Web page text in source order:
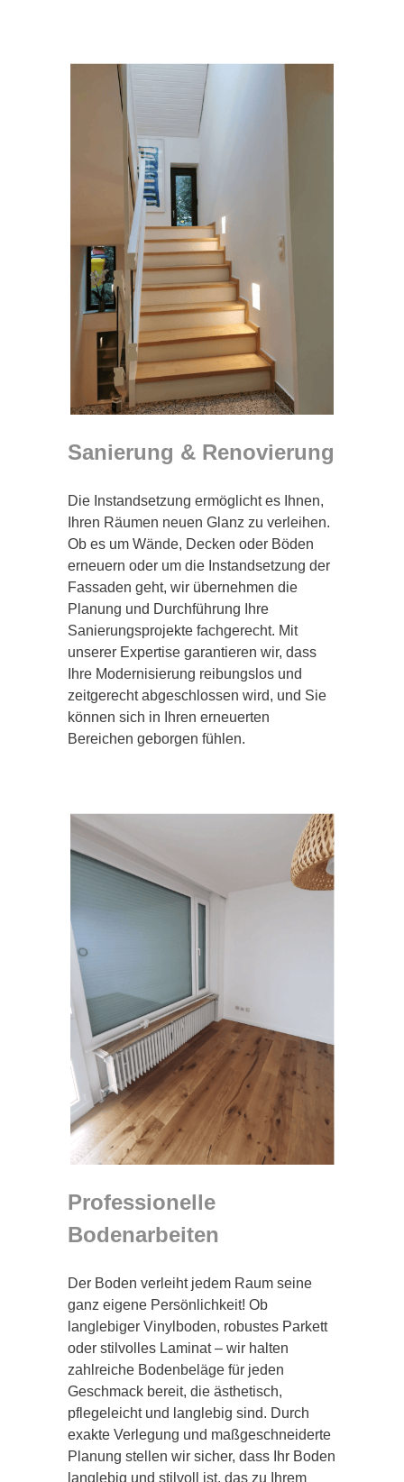
Sanierung & Renovierung
Die Instandsetzung ermöglicht es Ihnen,
Ihren Räumen neuen Glanz zu verleihen.
Ob es um Wände, Decken oder Böden
erneuern oder um die Instandsetzung der
Fassaden geht, wir übernehmen die
Planung und Durchführung Ihre
Sanierungsprojekte fachgerecht. Mit
unserer Expertise garantieren wir, dass
Ihre Modernisierung reibungslos und
zeitgerecht abgeschlossen wird, und Sie
können sich in Ihren erneuerten
Bereichen geborgen fühlen.
Professionelle
Bodenarbeiten
Der Boden verleiht jedem Raum seine
ganz eigene Persönlichkeit! Ob
langlebiger Vinylboden, robustes Parkett
oder stilvolles Laminat – wir halten
zahlreiche Bodenbeläge für jeden
Geschmack bereit, die ästhetisch,
pflegeleicht und langlebig sind. Durch
exakte Verlegung und maßgeschneiderte
Planung stellen wir sicher, dass Ihr Boden
langlebig und stilvoll ist, das zu Ihrem